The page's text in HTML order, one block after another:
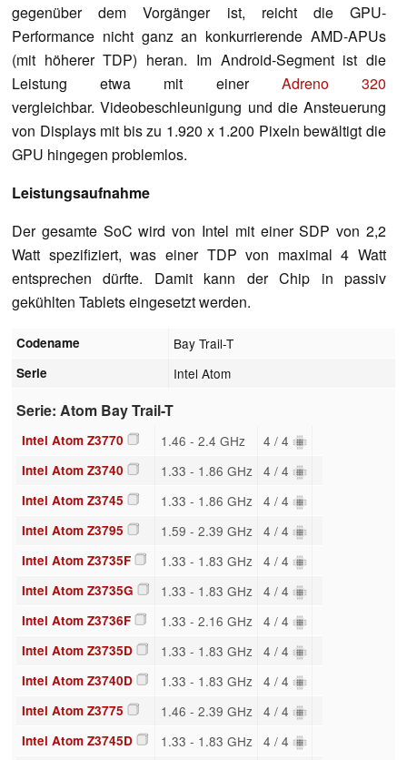
gegenüber dem Vorgänger ist, reicht die GPU-
Performance nicht ganz an konkurrierende AMD-APUs
(mit höherer TDP) heran. Im Android-Segment ist die
Leistung etwa mit einer Adreno 320
vergleichbar. Videobeschleunigung und die Ansteuerung
von Displays mit bis zu 1.920 x 1.200 Pixeln bewältigt die
GPU hingegen problemlos.
Leistungsaufnahme
Der gesamte SoC wird von Intel mit einer SDP von 2,2
Watt spezifiziert, was einer TDP von maximal 4 Watt
entsprechen dürfte. Damit kann der Chip in passiv
gekühlten Tablets eingesetzt werden.
Codename Bay Trail-T
Serie Intel Atom
Serie: Atom Bay Trail-T
Intel Atom Z3770 1.46 - 2.4 GHz 4 / 4
Intel Atom Z3740 1.33 - 1.86 GHz 4 / 4
Intel Atom Z3745 1.33 - 1.86 GHz 4 / 4
Intel Atom Z3795 1.59 - 2.39 GHz 4 / 4
Intel Atom Z3735F 1.33 - 1.83 GHz 4 / 4
Intel Atom Z3735G 1.33 - 1.83 GHz 4 / 4
Intel Atom Z3736F 1.33 - 2.16 GHz 4 / 4
Intel Atom Z3735D 1.33 - 1.83 GHz 4 / 4
Intel Atom Z3740D 1.33 - 1.83 GHz 4 / 4
Intel Atom Z3775 1.46 - 2.39 GHz 4 / 4
Intel Atom Z3745D 1.33 - 1.83 GHz 4 / 4